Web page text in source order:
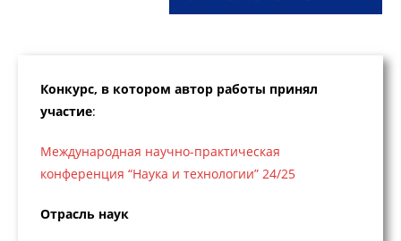
Конкурс, в котором автор работы принял
участие:
Международная научно-практическая
конференция “Наука и технологии” 24/25
Отрасль наук